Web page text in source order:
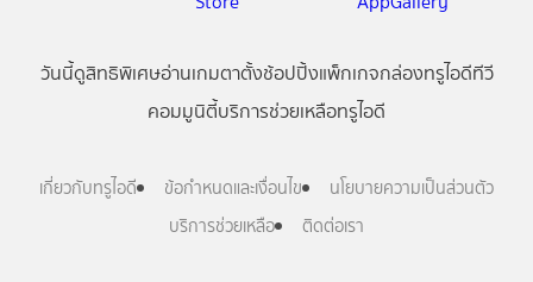
วันนี้ดูสิทธิพิเศษอ่านเกมตาตั้งช้อปปิ้งแพ็กเกจกล่องทรูไอดีทีวี
คอมมูนิตี้บริการช่วยเหลือทรูไอดี
เกี่ยวกับทรูไอดี ข้อกำหนดและเงื่อนไข
นโยบายความเป็นส่วนตัว
บริการช่วยเหลือ
ติดต่อเรา